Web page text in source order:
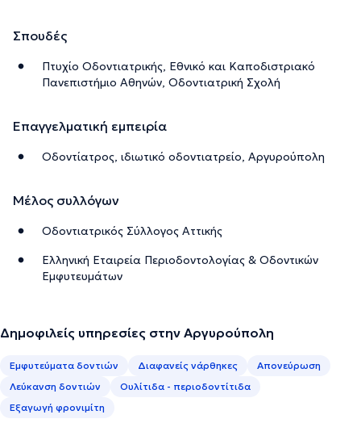
Σπουδές
Πτυχίο Οδοντιατρικής, Εθνικό και Καποδιστριακό
Πανεπιστήμιο Αθηνών, Οδοντιατρική Σχολή
Επαγγελματική εμπειρία
Οδοντίατρος, ιδιωτικό οδοντιατρείο, Αργυρούπολη
Μέλος συλλόγων
Οδοντιατρικός Σύλλογος Αττικής
Ελληνική Εταιρεία Περιοδοντολογίας & Οδοντικών
Εμφυτευμάτων
Δημοφιλείς υπηρεσίες στην Αργυρούπολη
Εμφυτεύματα δοντιών Διαφανείς νάρθηκες
Απονεύρωση
Λεύκανση δοντιών
Ουλίτιδα - περιοδοντίτιδα
Εξαγωγή φρονιμίτη